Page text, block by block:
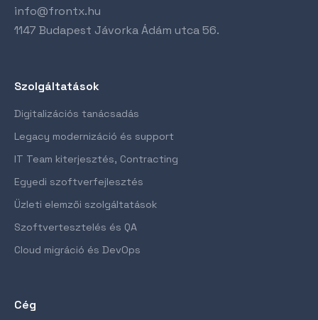
info@frontx.hu
1147 Budapest Jávorka Ádám utca 56.
Szolgáltatások
Digitalizációs tanácsadás
Legacy modernizáció és support
IT Team kiterjesztés, Contracting
Egyedi szoftverfejlesztés
Üzleti elemzői szolgáltatások
Szoftvertesztelés és QA
Cloud migráció és DevOps
Cég